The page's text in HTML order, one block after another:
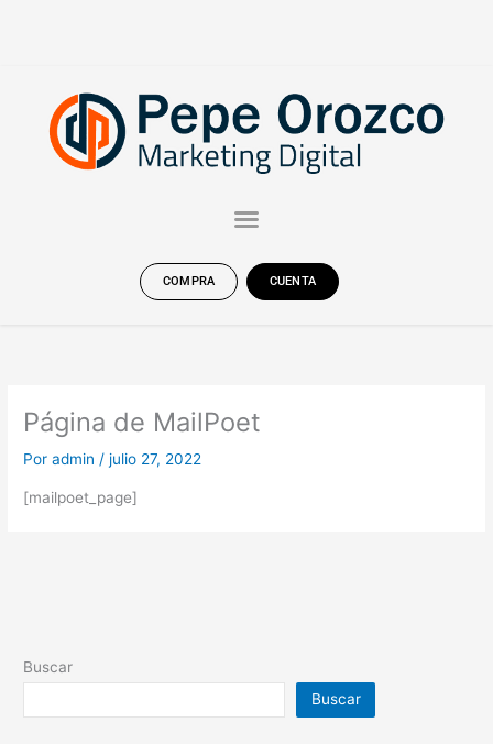
COMPRA CUENTA
Página de MailPoet
Poradmin /julio 27, 2022
[mailpoet_page]
Buscar
Buscar